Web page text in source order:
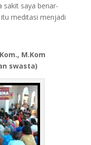
sakit saya benar-
meditasi menjadi
M.Kom
swasta)